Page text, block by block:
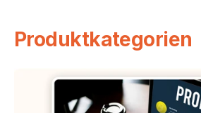
Produktkategorien